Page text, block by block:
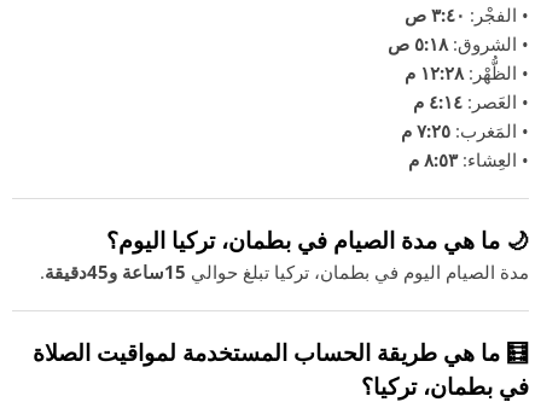
• الفجْر: ٣:٤٠ ص
• الشروق:٥:١٨ ص
• الظُّهْر:١٢:٢٨ م
• العَصر: ٤:١٤ م
• المَغرب: ٧:٢٥ م
• العِشاء:٨:٥٣ م
🌙 ما هي مدة الصيام في بطمان، تركيا اليوم؟
مدة الصيام اليوم في بطمان، تركيا تبلغ حوالي 15ساعة و45دقيقة .
🧮 ما هي طريقة الحساب المستخدمة لمواقيت الصلاة
في بطمان، تركيا؟